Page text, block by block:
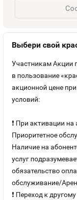
Устройства
Выбери свой
Участникам Акции
в пользование
акционной цене
условий:
❗ При активации
Приоритетное
Наличие на
услуг
обязательство
обслуживание/
❗ Переход к